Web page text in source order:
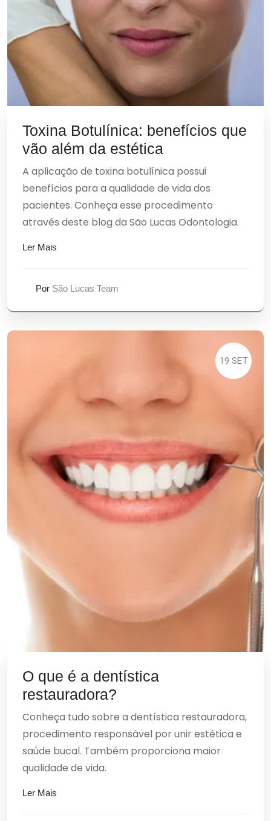
Toxina Botulínica: benefícios que
vão além da estética
A aplicação de toxina botulínica possui
benefícios para a qualidade de vida dos
pacientes. Conheça esse procedimento
através deste blog da São Lucas Odontologia.
Ler Mais
Por São Lucas Team
19 SET
O que é a dentística
restauradora?
Conheça tudo sobre a dentística restauradora,
procedimento responsável por unir estética e
saúde bucal. Também proporciona maior
qualidade de vida.
Ler Mais